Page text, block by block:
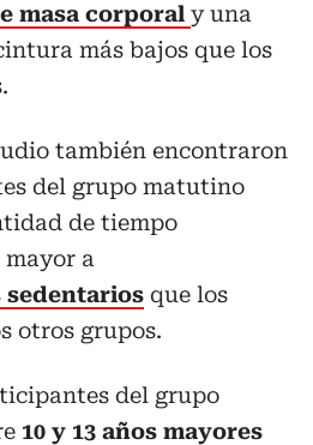
masa corporal y una
más bajos que los
también encontraron
del grupo matutino
de tiempo
a
que los
otros grupos.
del grupo
10 y 13 años mayores